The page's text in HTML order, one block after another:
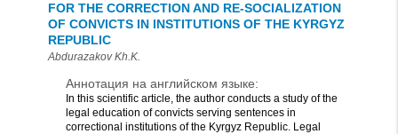
FOR THE CORRECTION AND RE-SOCIALIZATION
OF CONVICTS IN INSTITUTIONS OF THE KYRGYZ
REPUBLIC
Abdurazakov Kh.K.
Аннотация на английском языке:
In this scientific article, the author conducts a study of the
legal education of convicts serving sentences in
correctional institutions of the Kyrgyz Republic. Legal